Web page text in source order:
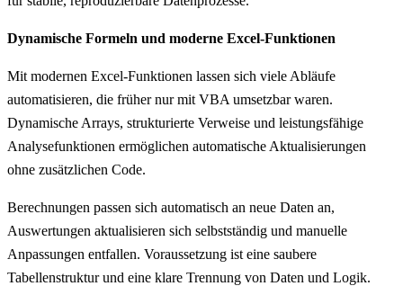
Dynamische Formeln und moderne Excel-Funktionen
Mit modernen Excel-Funktionen lassen sich viele Abläufe
automatisieren, die früher nur mit VBA umsetzbar waren.
Dynamische Arrays, strukturierte Verweise und leistungsfähige
Analysefunktionen ermöglichen automatische Aktualisierungen
ohne zusätzlichen Code.
Berechnungen passen sich automatisch an neue Daten an,
Auswertungen aktualisieren sich selbstständig und manuelle
Anpassungen entfallen. Voraussetzung ist eine saubere
Tabellenstruktur und eine klare Trennung von Daten und Logik.